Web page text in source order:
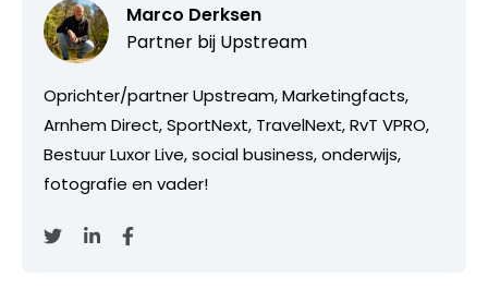
Marco Derksen
Partner bij Upstream
Oprichter/partner Upstream, Marketingfacts,
Arnhem Direct, SportNext, TravelNext, RvT VPRO,
Bestuur Luxor Live, social business, onderwijs,
fotografie en vader!